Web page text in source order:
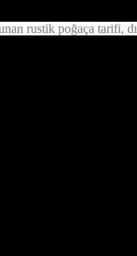
rustik poğaça tarifi,